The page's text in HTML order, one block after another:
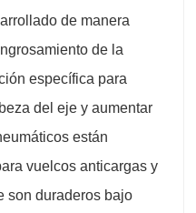
de manera
de la
específica para
del eje y aumentar
están
vuelcos anticargas y
son duraderos bajo